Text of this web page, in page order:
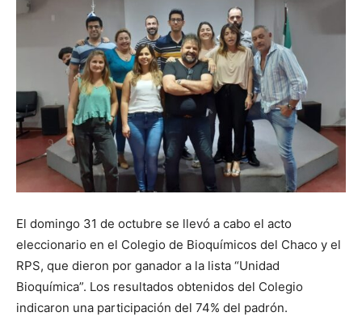
El domingo 31 de octubre se llevó a cabo el acto
eleccionario en el Colegio de Bioquímicos del Chaco y el
RPS, que dieron por ganador a la lista “Unidad
Bioquímica”. Los resultados obtenidos del Colegio
indicaron una participación del 74% del padrón.